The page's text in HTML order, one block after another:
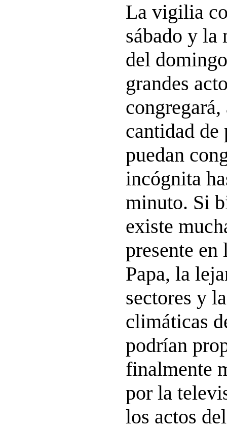
La vigilia
sábado y la
del
grandes
cantidad de
puedan
incógnita
minuto. Si
existe
presente en
Papa, la
sectores y
climáticas
podrían
finalmente
por la
los actos